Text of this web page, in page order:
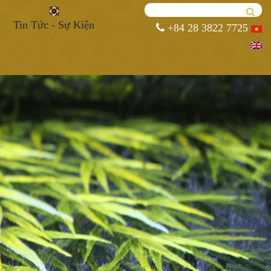
Tin Tức - Sự Kiện +84 28 3822 7725